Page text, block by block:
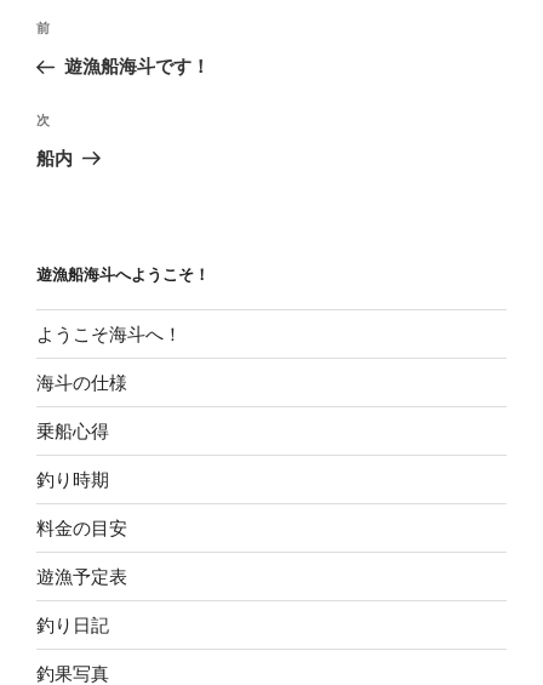
投
ビ
ゲ
ン
前
の
稿
前
遊漁船海斗です！
次
の
次
船内
遊漁船海斗へようこそ！
ようこそ海斗へ！
海斗の仕様
乗船心得
釣り時期
料金の目安
遊漁予定表
釣り日記
釣果写真